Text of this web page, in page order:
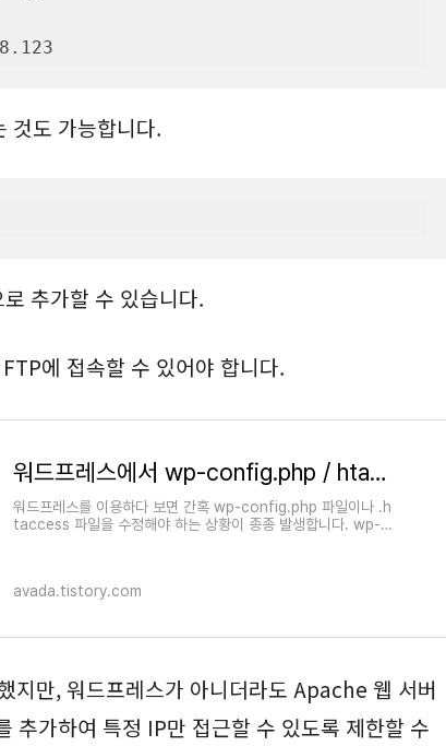
것도 가능합니다.
로 추가할 수 있습니다.
에 접속할 수 있어야 합니다.
워드프레스에서 wp-config.php / htaccess 파일 수정하기
워드프레스를 이용하다 보면 간혹 wp-config.php 파일이나 .h
taccess 파일을 수정해야 하는 상황이 종종 발생합니다. wp-c
avada.tistory.com
지만, 워드프레스가 아니더라도 Apache 웹 서버
추가하여 특정 IP만 접근할 수 있도록 제한할 수